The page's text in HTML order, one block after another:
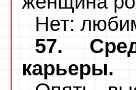
Нет:
57.
карьеры.